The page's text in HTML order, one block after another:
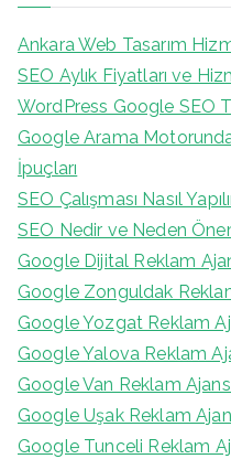
Ankara Web Tasarım
SEO Aylık Fiyatları ve
WordPress Google SEO
Google Arama
İpuçları
SEO Çalışması Nasıl
SEO Nedir ve Neden
Google Dijital Reklam
Google Zonguldak
Google Yozgat Reklam
Google Yalova Reklam
Google Van Reklam
Google Uşak Reklam
Google Tunceli Reklam